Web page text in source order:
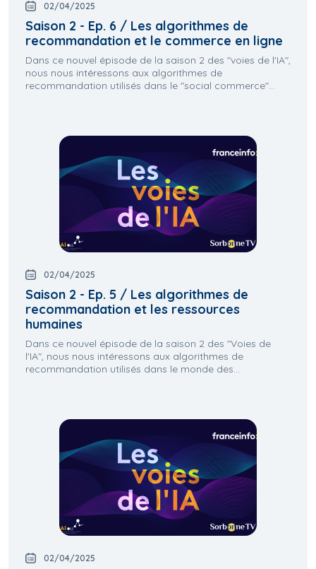
02/04/2025
Saison 2 - Ep. 6 / Les algorithmes de
recommandation et le commerce en ligne
Dans ce nouvel épisode de la saison 2 des "voies de l'IA",
nous nous intéressons aux algorithmes de
recommandation utilisés dans le "social commerce"...
02/04/2025
Saison 2 - Ep. 5 / Les algorithmes de
recommandation et les ressources
humaines
Dans ce nouvel épisode de la saison 2 des "Voies de
l'IA", nous nous intéressons aux algorithmes de
recommandation utilisés dans le monde des...
02/04/2025